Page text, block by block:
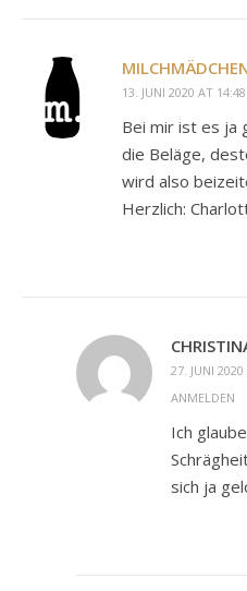
13. JUNI 2020 AT 14:48
Bei mir ist es ja
die Beläge,
wird also
Herzlich:
27. JUNI
ANMELDEN
Ich
sich ja